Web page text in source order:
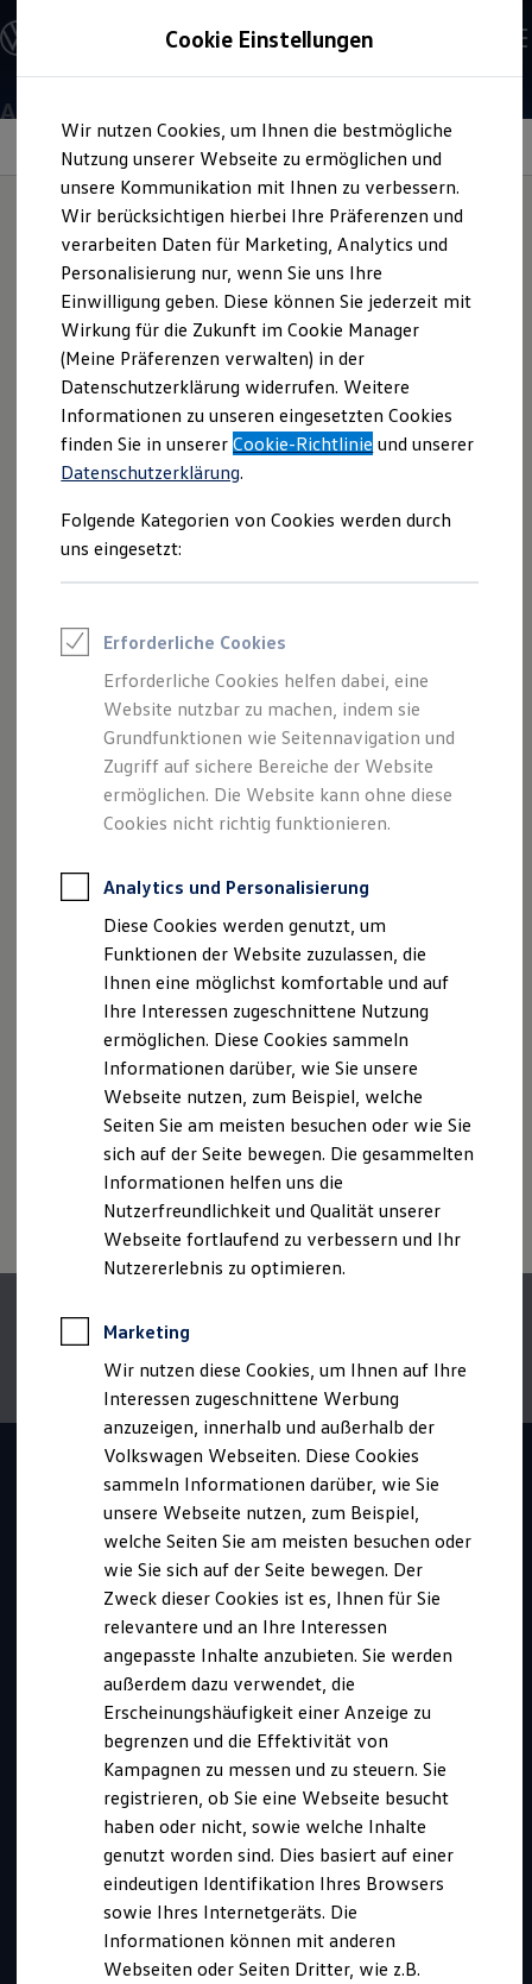
Hauptinhalt
springen
Footer
springen
Offene Stellen entdecken
Einstiegsmöglichkeiten
Schüler
Schülerpraktikum
Schüler Ferienjobs
Einstiegsqualifizierung
Studenten
Praktikum
Abschlussarbeit
Master-Stipendium
Auslandspraktikum
Jobs in Semesterferien
Werkstudentin / Werkstudent
Absolventen
StartUp Direct
Doktorandenprogramm
Volontariat
Berufserfahrene
Direkteinstieg
Jobs in der Volkswagen Group
Jobs in Produktion und Logistik
Talentpool für Fach- und Führungsexpertinnen
Arbeiten bei VW
Was uns ausmacht
Wir bei Volkswagen
Onboarding und Einarbeitung
Unternehmensbereiche
Standorte
Verhaltensgrundsätze
Karriere Magazin
Talentpool
Deine Bewerbung
Onlinebewerbung: So geht's
Bewerbungstipps
Eine Absage - was nun?
Anreise zu Interview oder AC
Kontakt und Hilfe
Barrierefrei bewerben
Triff unsere Recruiter
Events
Ausbildung
Mediengestalter/in
Digital und Print(w/m/d)
Starte deine Ausbildung 2027 als Mediengestalter/in Digital und
Print (w/m/d) bei Volkswagen . Sichere dir deinen
Ausbildungsplatz.
3 MinutenLesezeit
Einstiegsmöglichkeiten Schüler
Ausbildung
Mediengestalter/in Digital und Print (w/m/d)
Hinweis: Auf dieser Seite geht es im Detail um den
Ausbildungsberuf Mediengestalter/in Digital und Print
(w/m/d). Wenn du mehr zur Ausbildung bei
Volkswagenerfahren möchtest, klicke bitte
Mediengestalter/in Digital und Print (w/m/d)
Kurz notiert
Gut zu wissen
Hinweis zu E-Mail-
Absendern im
Bewerbungsprozess
Damit du unsere E-Mails eindeutig erkennen kannst und dich
auch damit vor möglichen Phishing-Versuchen schützt,
informieren wir dich hier über die Absenderadressen, die
wir im Bewerbungsprozess verwenden.
Automatisierte E-Mailswie z. B. Eingangsbestätigungen,
Benachrichtigungen versenden wir ausschließlich von der
Adresse "no-reply@career.volkswagen-group.com"
Persönliche Kommunikation , zum Beispiel Einladungen zu
Interviews oder Rückfragen aus den Fachbereichen, erfolgt
über E-Mail-Adressen nach folgendem Muster:
"vorname.nachname@volkswagen.de"
Kontakt
Cookie-Richtlinie
Nutzungsbedingungen
Datenschutz
Lizenzhinweise Dritter
Disclaimer von Volkswagen AG
Zur besseren Lesbarkeit verwenden wir auf unserer
Karrierewebseite die männliche Schreibweise (generisches
Maskulinum). Selbstverständlich sprechen wir stets alle
Geschlechter gleichermaßen an.
Cookie Einstellungen
Wir nutzen Cookies, um Ihnen die bestmögliche
Nutzung unserer Webseite zu ermöglichen und
unsere Kommunikation mit Ihnen zu verbessern.
Wir berücksichtigen hierbei Ihre Präferenzen und
verarbeiten Daten für Marketing, Analytics und
Personalisierung nur, wenn Sie uns Ihre
Einwilligung geben. Diese können Sie jederzeit mit
Wirkung für die Zukunft im Cookie Manager
(Meine Präferenzen verwalten) in der
Datenschutzerklärung widerrufen. Weitere
Informationen zu unseren eingesetzten Cookies
finden Sie in unsererCookie-Richtlinie und unserer
Datenschutzerklärung.
Folgende Kategorien von Cookies werden durch
uns eingesetzt:
Erforderliche Cookies
Erforderliche Cookies helfen dabei, eine
Website nutzbar zu machen, indem sie
Grundfunktionen wie Seitennavigation und
Zugriff auf sichere Bereiche der Website
ermöglichen. Die Website kann ohne diese
Cookies nicht richtig funktionieren.
Analytics und Personalisierung
Diese Cookies werden genutzt, um
Funktionen der Website zuzulassen, die
Ihnen eine möglichst komfortable und auf
Ihre Interessen zugeschnittene Nutzung
ermöglichen. Diese Cookies sammeln
Informationen darüber, wie Sie unsere
Webseite nutzen, zum Beispiel, welche
Seiten Sie am meisten besuchen oder wie Sie
sich auf der Seite bewegen. Die gesammelten
Informationen helfen uns die
Nutzerfreundlichkeit und Qualität unserer
Webseite fortlaufend zu verbessern und Ihr
Nutzererlebnis zu optimieren.
Marketing
Wir nutzen diese Cookies, um Ihnen auf Ihre
Interessen zugeschnittene Werbung
anzuzeigen, innerhalb und außerhalb der
Volkswagen Webseiten. Diese Cookies
sammeln Informationen darüber, wie Sie
unsere Webseite nutzen, zum Beispiel,
welche Seiten Sie am meisten besuchen oder
wie Sie sich auf der Seite bewegen. Der
Zweck dieser Cookies ist es, Ihnen für Sie
relevantere und an Ihre Interessen
angepasste Inhalte anzubieten. Sie werden
außerdem dazu verwendet, die
Erscheinungshäufigkeit einer Anzeige zu
begrenzen und die Effektivität von
Kampagnen zu messen und zu steuern. Sie
registrieren, ob Sie eine Webseite besucht
haben oder nicht, sowie welche Inhalte
genutzt worden sind. Dies basiert auf einer
eindeutigen Identifikation Ihres Browsers
sowie Ihres Internetgeräts. Die
Informationen können mit anderen
Webseiten oder Seiten Dritter, wie z.B.